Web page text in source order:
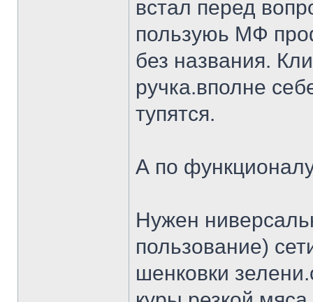
встал перед
пользуюь МФ
без названия.
ручка.вполне
тупятся.
А по
Нужен
пользование)
шенковки